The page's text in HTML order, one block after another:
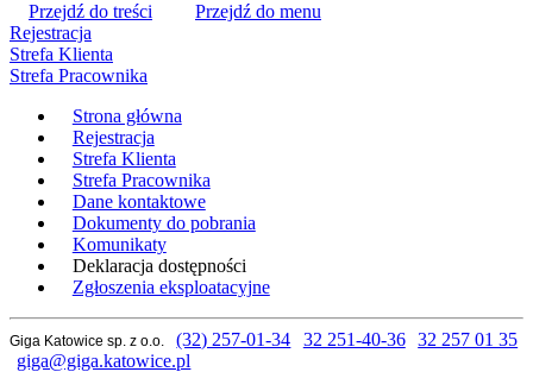
Przejdź do treści
Przejdź do menu
Rejestracja
Strefa Klienta
Strefa Pracownika
Strona główna
Rejestracja
Strefa Klienta
Strefa Pracownika
Dane kontaktowe
Dokumenty do pobrania
Komunikaty
Deklaracja dostępności
Zgłoszenia eksploatacyjne
Giga Katowice sp. z o.o. (32) 257-01-34 32 251-40-36
32 257 01 35
giga@giga.katowice.pl